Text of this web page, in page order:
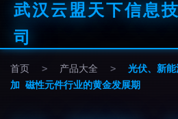
武汉云盟天下信息
司
首页 > 产品大全 >
光伏、新
加 磁性元件行业的黄金发展期